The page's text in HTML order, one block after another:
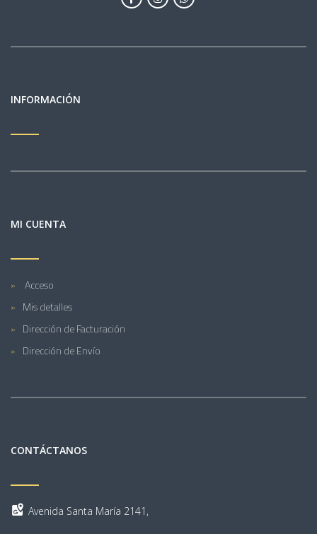
INFORMACIÓN
MI CUENTA
Acceso
Mis detalles
Dirección de Facturación
Dirección de Envío
CONTÁCTANOS
Avenida Santa María 2141,